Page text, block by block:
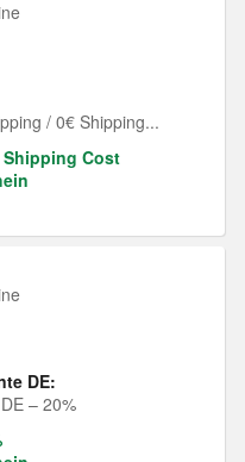
/ 0€ Shipping...
Cost
DE:
– 20%